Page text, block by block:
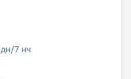
дн/7 нч